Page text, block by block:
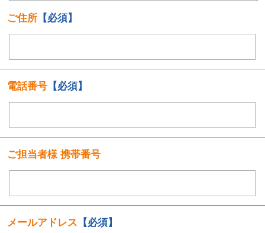
ご住所 【必須】
電話番号 【必須】
ご担当者様 携帯番号
メールアドレス 【必須】